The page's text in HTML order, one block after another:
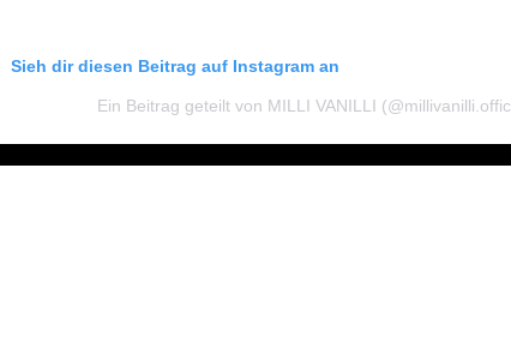
Sieh dir diesen Beitrag auf Instagram an
Ein Beitrag geteilt von MILLI VANILLI